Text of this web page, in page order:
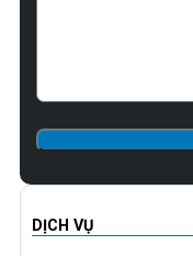
DỊCH VỤ